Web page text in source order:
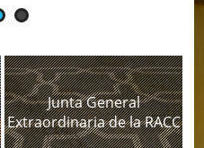
Junta General
Extraordinaria de la RACC